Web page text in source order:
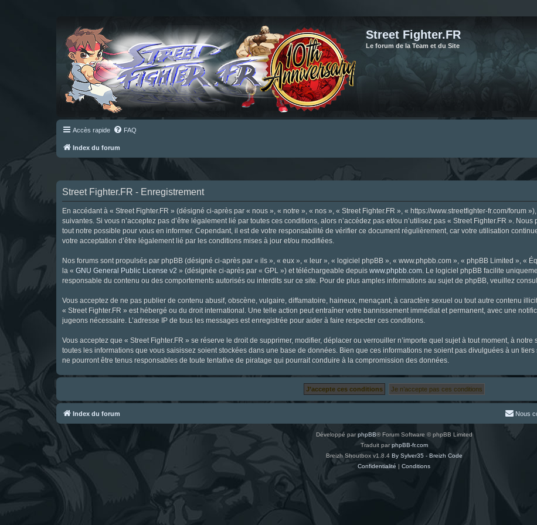
Street Fighter.FR
Le forum de la Team et du Site
Accès rapide FAQ
Index du forum
Street Fighter.FR - Enregistrement
En accédant à « Street Fighter.FR » (désigné ci-après par « nous », « notre », « nos », « Street Fighter.FR », « https://www.streetfighter-fr.com/forum
suivantes. Si vous n’acceptez pas d’être légalement lié par toutes ces conditions, alors n’accédez pas et/ou n’utilisez pas « Street Fighter.FR ».
tout notre possible pour vous en informer. Cependant, il est de votre responsabilité de vérifier ce document régulièrement, car votre utilisation
votre acceptation d’être légalement lié par les conditions mises à jour et/ou modifiées.
Nos forums sont propulsés par phpBB (désigné ci-après par « ils », « eux », « leur », « logiciel phpBB », « www.phpbb.com », « phpBB Limited », «
la « GNU General Public License v2 » (désignée ci-après par « GPL ») et téléchargeable depuis www.phpbb.com . Le logiciel phpBB facilite
responsable du contenu ou des comportements autorisés ou interdits sur ce site. Pour de plus amples informations au sujet de phpBB, veuillez
Vous acceptez de ne pas publier de contenu abusif, obscène, vulgaire, diffamatoire, haineux, menaçant, à caractère sexuel ou tout autre contenu
« Street Fighter.FR » est hébergé ou du droit international. Une telle action peut entraîner votre bannissement immédiat et permanent, avec une
jugeons nécessaire. L’adresse IP de tous les messages est enregistrée pour aider à faire respecter ces conditions.
Vous acceptez que « Street Fighter.FR » se réserve le droit de supprimer, modifier, déplacer ou verrouiller n’importe quel sujet à tout moment, à
toutes les informations que vous saisissez soient stockées dans une base de données. Bien que ces informations ne soient pas divulguées à un
ne pourront être tenus responsables de toute tentative de piratage qui pourrait conduire à la compromission des données.
Index du forum Nous
Développé parphpBB® Forum Software © phpBB Limited
Traduit parphpBB-fr.com
Breizh Shoutbox v1.8.4 By Sylver35 - Breizh Code
Confidentialité | Conditions